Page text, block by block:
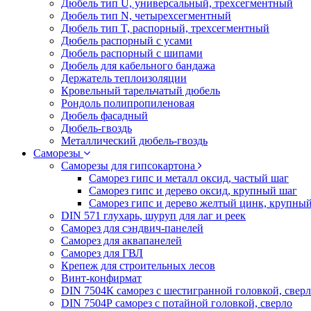
Дюбель тип U, универсальный, трехсегментный
Дюбель тип N, четырехсегментный
Дюбель тип T, распорный, трехсегментный
Дюбель распорный с усами
Дюбель распорный с шипами
Дюбель для кабельного бандажа
Держатель теплоизоляции
Кровельный тарельчатый дюбель
Рондоль полипропиленовая
Дюбель фасадный
Дюбель-гвоздь
Металлический дюбель-гвоздь
Саморезы
Саморезы для гипсокартона
Саморез гипс и металл оксид, частый шаг
Саморез гипс и дерево оксид, крупный шаг
Саморез гипс и дерево желтый цинк,
DIN 571 глухарь, шуруп для лаг и реек
Саморез для сэндвич-панелей
Саморез для аквапанелей
Саморез для ГВЛ
Крепеж для строительных лесов
Винт-конфирмат
DIN 7504К саморез с шестигранной головкой,
DIN 7504Р саморез с потайной головкой, сверло